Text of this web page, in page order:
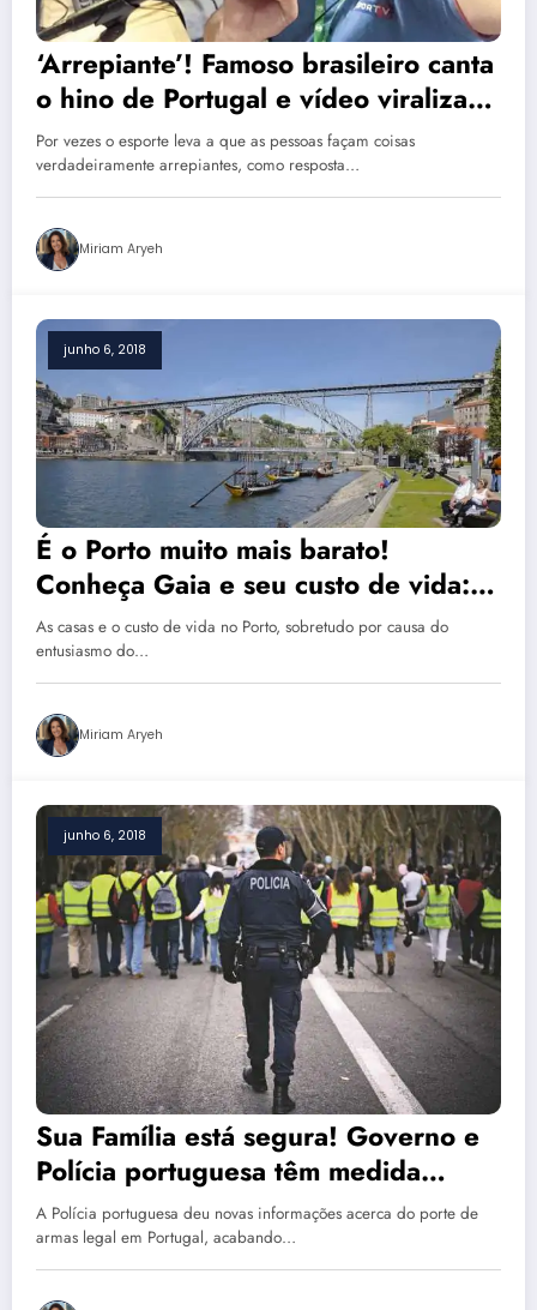
‘Arrepiante’! Famoso brasileiro canta
o hino de Portugal e vídeo viraliza;
assista
Por vezes o esporte leva a que as pessoas façam coisas
verdadeiramente arrepiantes, como resposta…
Miriam Aryeh
junho 6, 2018
É o Porto muito mais barato!
Conheça Gaia e seu custo de vida:
guia completo
As casas e o custo de vida no Porto, sobretudo por causa do
entusiasmo do…
Miriam Aryeh
junho 6, 2018
Sua Família está segura! Governo e
Polícia portuguesa têm medida
extrema nas armas em Portugal
A Polícia portuguesa deu novas informações acerca do porte de
armas legal em Portugal, acabando…